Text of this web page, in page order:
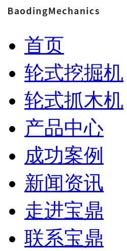
首页
轮式挖掘机
轮式抓木机
产品中心
成功案例
新闻资讯
走进宝鼎
联系宝鼎